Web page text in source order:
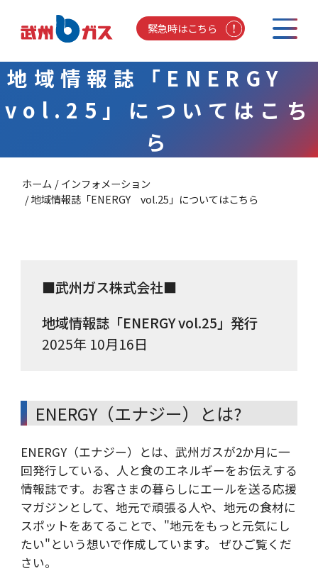
緊急時はこちら
地域情報誌「ENERGY
vol.25」についてはこち
ら
ホーム
インフォメーション
地域情報誌「ENERGY vol.25」についてはこちら
■武州ガス株式会社■
地域情報誌「ENERGY vol.25」発行
2025年 10月16日
ENERGY（エナジー）とは?
ENERGY（エナジー）とは、武州ガスが2か月に一
回発行している、人と食のエネルギーをお伝えする
情報誌です。お客さまの暮らしにエールを送る応援
マガジンとして、地元で頑張る人や、地元の食材に
スポットをあてることで、"地元をもっと元気にし
たい"という想いで作成しています。 ぜひご覧くだ
さい。